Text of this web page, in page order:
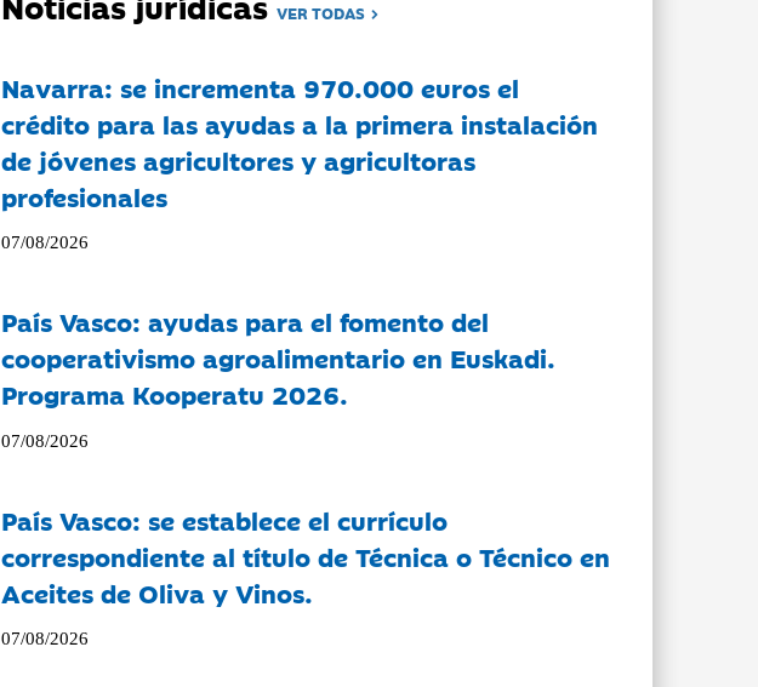
VER TODAS
Navarra: se incrementa 970.000 euros el
crédito para las ayudas a la primera instalación
de jóvenes agricultores y agricultoras
profesionales
07/08/2026
País Vasco: ayudas para el fomento del
cooperativismo agroalimentario en Euskadi.
Programa Kooperatu 2026.
07/08/2026
País Vasco: se establece el currículo
correspondiente al título de Técnica o Técnico en
Aceites de Oliva y Vinos.
07/08/2026